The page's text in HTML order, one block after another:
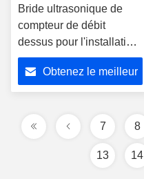
Bride ultrasonique de
compteur de débit
dessus pour l'installation
fixe ST502 pour la ferme
d'irrigation
Obtenez le meilleur
7 8
13 14